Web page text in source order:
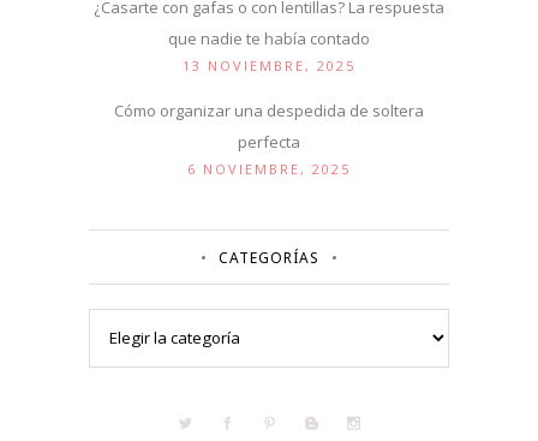
¿Casarte con gafas o con lentillas? La respuesta
que nadie te había contado
13 NOVIEMBRE, 2025
Cómo organizar una despedida de soltera
perfecta
6 NOVIEMBRE, 2025
CATEGORÍAS